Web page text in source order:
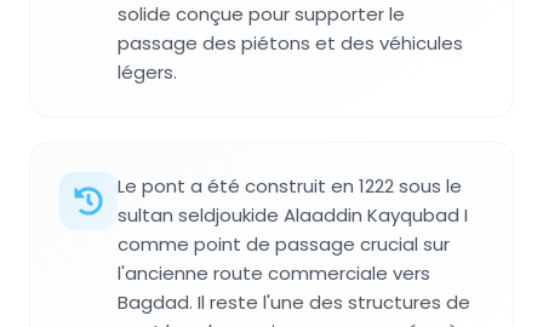
solide conçue pour supporter le
passage des piétons et des véhicules
légers.
Le pont a été construit en 1222 sous le
sultan seldjoukide Alaaddin Kayqubad I
comme point de passage crucial sur
l'ancienne route commerciale vers
Bagdad. Il reste l'une des structures de